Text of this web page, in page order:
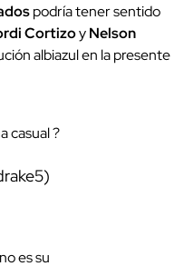
podría tener sentido
CortizoyNelson
albiazul en la presente
casual ?
es su